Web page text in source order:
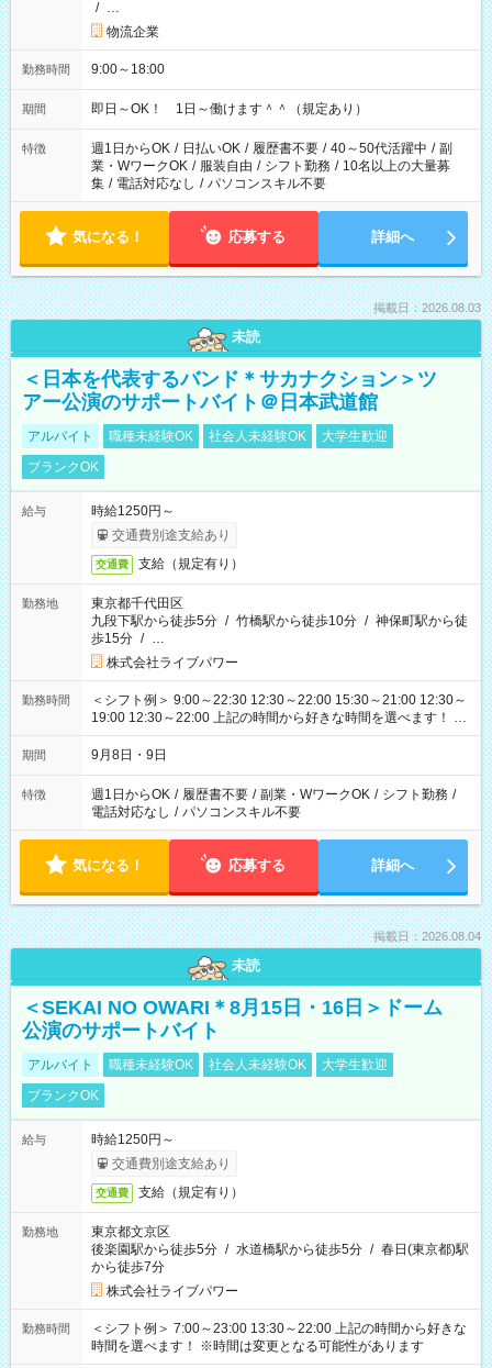
/ …
物流企業
勤務時間 9:00～18:00
期間 即日～OK！ 1日～働けます＾＾（規定あり）
特徴 週1日からOK / 日払いOK / 履歴書不要 / 40～50代活躍中 / 副
業・WワークOK / 服装自由 / シフト勤務 / 10名以上の大量募
集 / 電話対応なし / パソコンスキル不要
気になる！ 応募する 詳細へ
掲載日：2026.08.03
未読
＜日本を代表するバンド＊サカナクション＞ツ
アー公演のサポートバイト＠日本武道館
アルバイト 職種未経験OK 社会人未経験OK
大学生歓迎
ブランクOK
給与
時給1250円～
交通費別途支給あり
交通費 支給（規定有り）
勤務地
東京都千代田区
九段下駅から徒歩5分 / 竹橋駅から徒歩10分 / 神保町駅から徒
歩15分 / …
株式会社ライブパワー
勤務時間
＜シフト例＞ 9:00～22:30 12:30～22:00 15:30～21:00 12:30～
19:00 12:30～22:00 上記の時間から好きな時間を選べます！ ※
時間は変更となる可能性があります
期間 9月8日・9日
特徴 週1日からOK / 履歴書不要 / 副業・WワークOK / シフト勤務 /
電話対応なし / パソコンスキル不要
気になる！ 応募する 詳細へ
掲載日：2026.08.04
未読
＜SEKAI NO OWARI＊8月15日・16日＞ドーム
公演のサポートバイト
アルバイト 職種未経験OK 社会人未経験OK
大学生歓迎
ブランクOK
給与
時給1250円～
交通費別途支給あり
交通費 支給（規定有り）
勤務地
東京都文京区
後楽園駅から徒歩5分 / 水道橋駅から徒歩5分 / 春日(東京都)駅
から徒歩7分
株式会社ライブパワー
勤務時間
＜シフト例＞ 7:00～23:00 13:30～22:00 上記の時間から好きな
時間を選べます！ ※時間は変更となる可能性があります